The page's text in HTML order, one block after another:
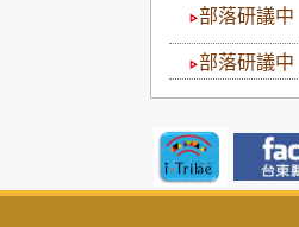
部落研議中
部落研議中